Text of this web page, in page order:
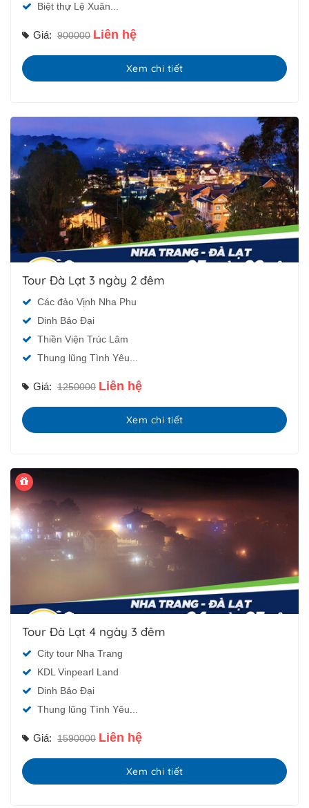
Biệt thự Lệ Xuân...
Giá: 900000 Liên hệ
Xem chi tiết
Tour Đà Lạt 3 ngày 2 đêm
Các đảo Vịnh Nha Phu
Dinh Bảo Đại
Thiền Viện Trúc Lâm
Thung lũng Tình Yêu...
Giá: 1250000 Liên hệ
Xem chi tiết
Tour Đà Lạt 4 ngày 3 đêm
City tour Nha Trang
KDL Vinpearl Land
Dinh Bảo Đại
Thung lũng Tình Yêu...
Giá: 1590000 Liên hệ
Xem chi tiết